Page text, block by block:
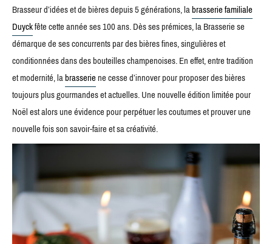
Brasseur d’idées et de bières depuis 5 générations, labrasserie familiale
Duyckfête cette année ses 100 ans. Dès ses prémices, la Brasserie se
démarque de ses concurrents par des bières fines, singulières et
conditionnées dans des bouteilles champenoises. En effet, entre tradition
et modernité, labrasseriene cesse d’innover pour proposer des bières
toujours plus gourmandes et actuelles. Une nouvelle édition limitée pour
Noël est alors une évidence pour perpétuer les coutumes et prouver une
nouvelle fois son savoir-faire et sa créativité.